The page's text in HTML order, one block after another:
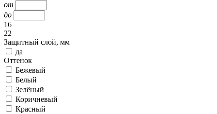
от
до
16
22
Защитный слой, мм
да
Оттенок
Бежевый
Белый
Зелёный
Коричневый
Красный